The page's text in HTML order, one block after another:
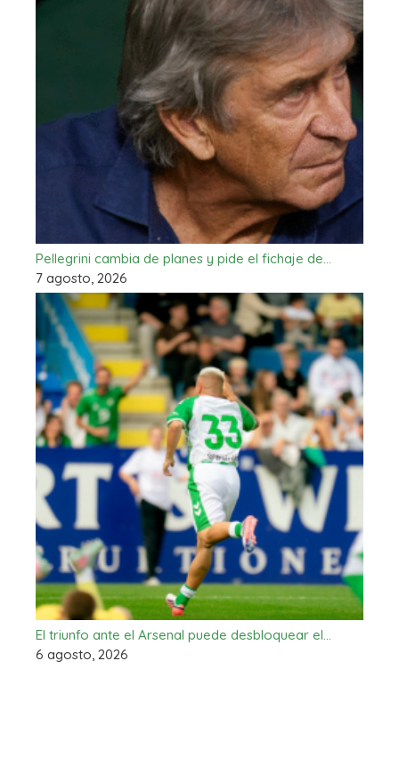
Pellegrini cambia de planes y pide el fichaje de…
7 agosto, 2026
El triunfo ante el Arsenal puede desbloquear el…
6 agosto, 2026